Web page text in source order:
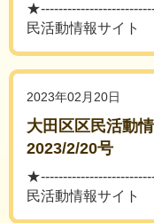
民活動情報サイト
2023年02月20日
大田区区民活動
2023/2/20号
民活動情報サイト